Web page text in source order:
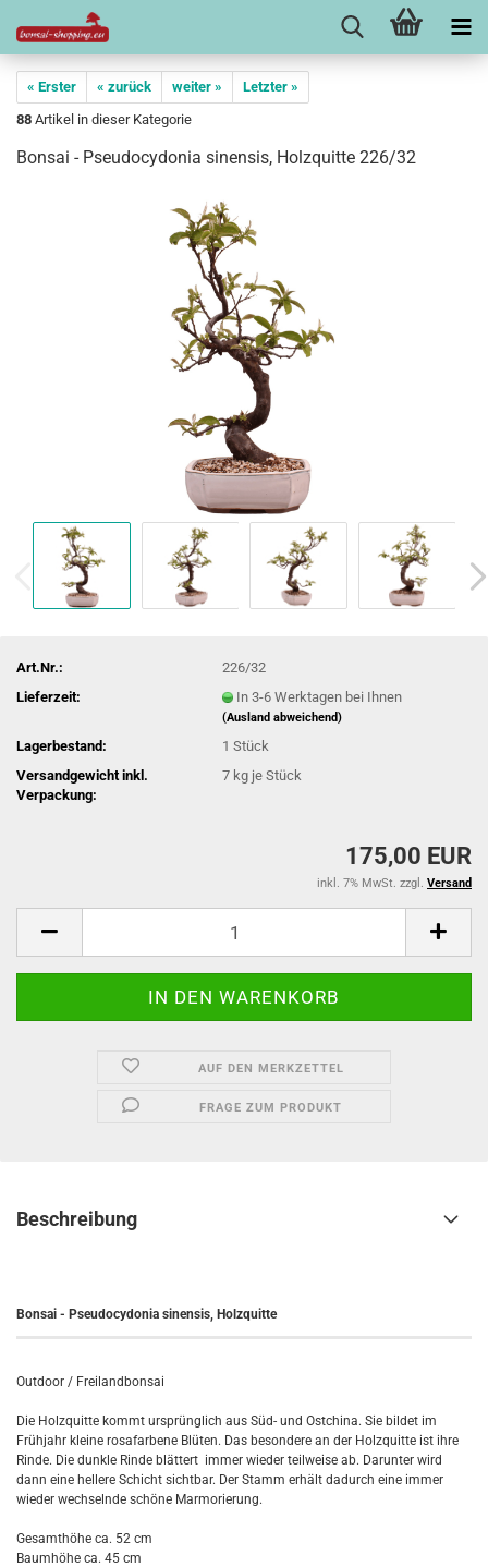
« Erster « zurück weiter »
Letzter »
88 Artikel in dieser Kategorie
Bonsai - Pseudocydonia sinensis, Holzquitte 226/32
Art.Nr.:
226/32
Lieferzeit:
In 3-6 Werktagen bei Ihnen
(Ausland abweichend)
Lagerbestand: 1Stück
Versandgewicht inkl.
Verpackung:
7 kg je Stück
175,00 EUR
inkl. 7% MwSt. zzgl. Versand
AUF DEN MERKZETTEL
FRAGE ZUM PRODUKT
Beschreibung
Bonsai - Pseudocydonia sinensis, Holzquitte
Outdoor / Freilandbonsai
Die Holzquitte kommt ursprünglich aus Süd- und Ostchina. Sie bildet im
Frühjahr kleine rosafarbene Blüten. Das besondere an der Holzquitte ist ihre
Rinde. Die dunkle Rinde blättert immer wieder teilweise ab. Darunter wird
dann eine hellere Schicht sichtbar. Der Stamm erhält dadurch eine immer
wieder wechselnde schöne Marmorierung.
Gesamthöhe ca. 52 cm
Baumhöhe ca. 45 cm